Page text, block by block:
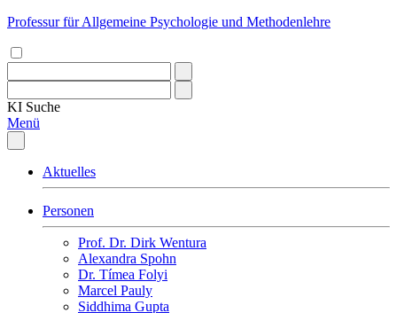
Professur für Allgemeine Psychologie und Methodenlehre
KI Suche
Menü
Aktuelles
Personen
Prof. Dr. Dirk Wentura
Alexandra Spohn
Dr. Tímea Folyi
Marcel Pauly
Siddhima Gupta